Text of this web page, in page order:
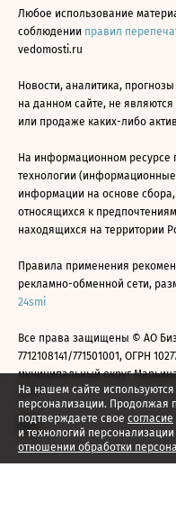
На нашем сайте
персонализации. Продолжая
подтверждаете свое согласие
и технологий персонализации
отношении обработки
Любое использование
соблюдении правил
vedomosti.ru
Новости, аналитика,
на данном сайте, не
или продаже каких-либо
На информационном ресурсе
технологии
информации на основе
относящихся к
находящихся на территории
Правила применения
рекламно-обменной сети,
24smi
Все права защищены © АО
7712108141/771501001, ОГРН
муниципальный округ
2026